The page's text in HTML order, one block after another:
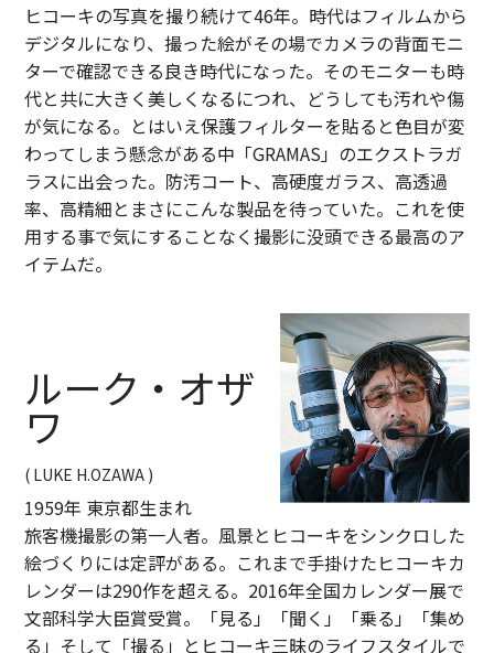
ヒコーキの写真を撮り続けて46年。時代はフィルムから
デジタルになり、撮った絵がその場でカメラの背面モニ
ターで確認できる良き時代になった。そのモニターも時
代と共に大きく美しくなるにつれ、どうしても汚れや傷
が気になる。とはいえ保護フィルターを貼ると色目が変
わってしまう懸念がある中「GRAMAS」のエクストラガ
ラスに出会った。防汚コート、高硬度ガラス、高透過
率、高精細とまさにこんな製品を待っていた。これを使
用する事で気にすることなく撮影に没頭できる最高のア
イテムだ。
ルーク・オザ
ワ
( LUKE H.OZAWA )
1959年 東京都生まれ
旅客機撮影の第一人者。風景とヒコーキをシンクロした
絵づくりには定評がある。これまで手掛けたヒコーキカ
レンダーは290作を超える。2016年全国カレンダー展で
文部科学大臣賞受賞。「見る」「聞く」「乗る」「集め
る」そして「撮る」とヒコーキ三昧のライフスタイルで